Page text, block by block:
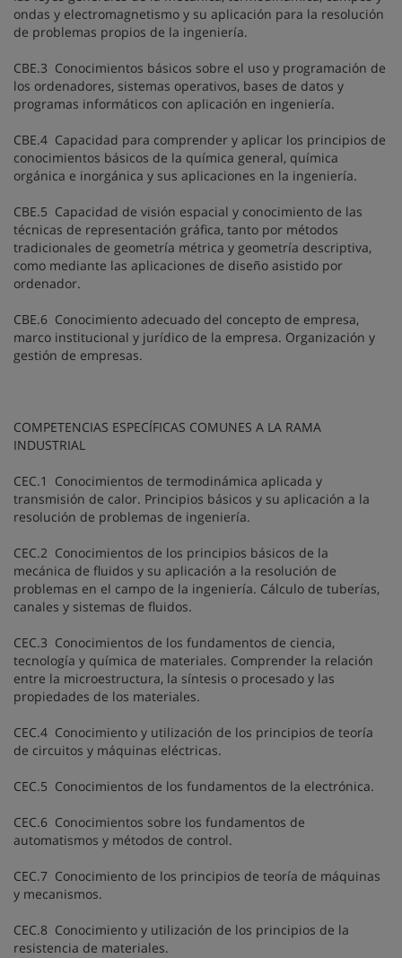
ondas y electromagnetismo y su aplicación para la resolución
de problemas propios de la ingeniería.
CBE.3 Conocimientos básicos sobre el uso y programación de
los ordenadores, sistemas operativos, bases de datos y
programas informáticos con aplicación en ingeniería.
CBE.4 Capacidad para comprender y aplicar los principios de
conocimientos básicos de la química general, química
orgánica e inorgánica y sus aplicaciones en la ingeniería.
CBE.5 Capacidad de visión espacial y conocimiento de las
técnicas de representación gráfica, tanto por métodos
tradicionales de geometría métrica y geometría descriptiva,
como mediante las aplicaciones de diseño asistido por
ordenador.
CBE.6 Conocimiento adecuado del concepto de empresa,
marco institucional y jurídico de la empresa. Organización y
gestión de empresas.
COMPETENCIAS ESPECÍFICAS COMUNES A LA RAMA
INDUSTRIAL
CEC.1 Conocimientos de termodinámica aplicada y
transmisión de calor. Principios básicos y su aplicación a la
resolución de problemas de ingeniería.
CEC.2 Conocimientos de los principios básicos de la
mecánica de fluidos y su aplicación a la resolución de
problemas en el campo de la ingeniería. Cálculo de tuberías,
canales y sistemas de fluidos.
CEC.3 Conocimientos de los fundamentos de ciencia,
tecnología y química de materiales. Comprender la relación
entre la microestructura, la síntesis o procesado y las
propiedades de los materiales.
CEC.4 Conocimiento y utilización de los principios de teoría
de circuitos y máquinas eléctricas.
CEC.5 Conocimientos de los fundamentos de la electrónica.
CEC.6 Conocimientos sobre los fundamentos de
automatismos y métodos de control.
CEC.7 Conocimiento de los principios de teoría de máquinas
y mecanismos.
CEC.8 Conocimiento y utilización de los principios de la
resistencia de materiales.